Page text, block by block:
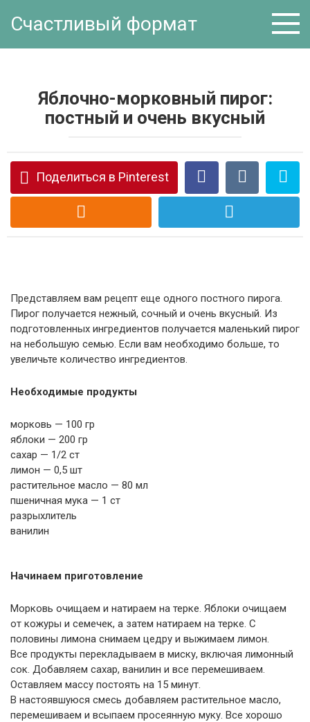
Счастливый формат
Яблочно-морковный пирог:
постный и очень вкусный
Поделиться в Pinterest
Представляем вам рецепт еще одного постного пирога.
Пирог получается нежный, сочный и очень вкусный. Из
подготовленных ингредиентов получается маленький пирог
на небольшую семью. Если вам необходимо больше, то
увеличьте количество ингредиентов.
Необходимые продукты
морковь — 100 гр
яблоки — 200 гр
сахар — 1/2 ст
лимон — 0,5 шт
растительное масло — 80 мл
пшеничная мука — 1 ст
разрыхлитель
ванилин
Начинаем приготовление
Морковь очищаем и натираем на терке. Яблоки очищаем
от кожуры и семечек, а затем натираем на терке. С
половины лимона снимаем цедру и выжимаем лимон.
Все продукты перекладываем в миску, включая лимонный
сок. Добавляем сахар, ванилин и все перемешиваем.
Оставляем массу постоять на 15 минут.
В настоявшуюся смесь добавляем растительное масло,
перемешиваем и всыпаем просеянную муку. Все хорошо